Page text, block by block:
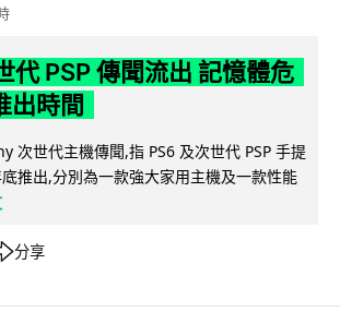
代 PSP 傳聞流出 記憶體危
出時間
次世代主機傳聞,指 PS6 及次世代 PSP 手提
推出,分別為一款強大家用主機及一款性能
分享